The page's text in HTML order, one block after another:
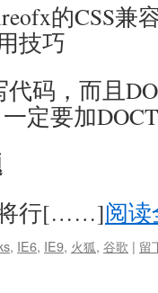
的CSS兼
技巧
码，而且
定要加
将行[……]阅
, IE6, IE9, 火狐, 谷歌 | 留